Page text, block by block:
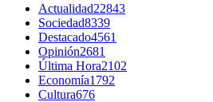
Actualidad22843
Sociedad8339
Destacado4561
Opinión2681
Última Hora2102
Economía1792
Cultura676